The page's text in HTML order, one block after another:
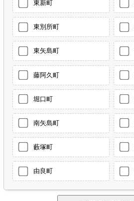
東新町
東別所町
東矢島町
藤阿久町
堀口町
南矢島町
藪塚町
由良町